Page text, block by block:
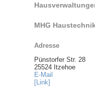
MHG
Adresse
Pünstorfer Str. 28
25524 Itzehoe
E-Mail
[Link]